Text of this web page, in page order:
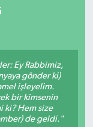
Ey Rabbimiz,
gönder ki)
işleyelim.
bir kimsenin
ki? Hem size
de geldi."